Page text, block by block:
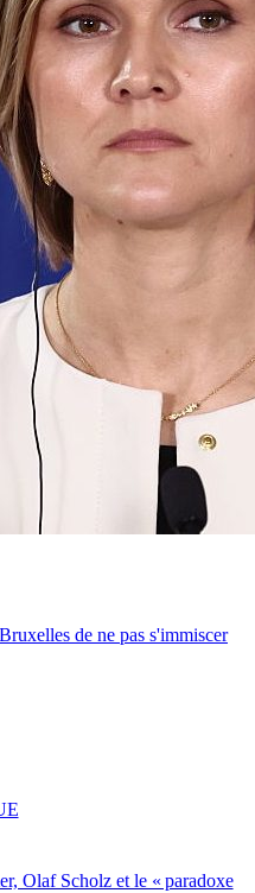
de ne pas s'immiscer
Olaf Scholz et le « paradoxe